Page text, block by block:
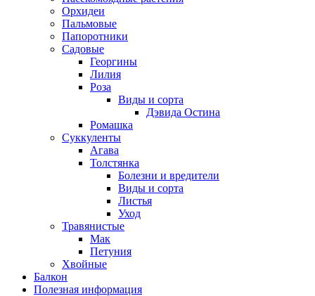
Орхидеи
Пальмовые
Папоротники
Садовые
Георгины
Лилия
Роза
Виды и сорта
Дэвида Остина
Ромашка
Суккуленты
Агава
Толстянка
Болезни и вредители
Виды и сорта
Листья
Уход
Травянистые
Мак
Петуния
Хвойные
Балкон
Полезная информация